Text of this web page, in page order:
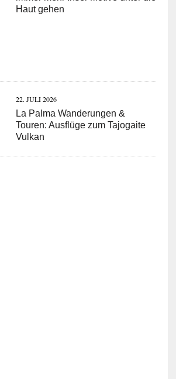
Haut gehen
22. JULI 2026
La Palma Wanderungen &
Touren: Ausflüge zum Tajogaite
Vulkan